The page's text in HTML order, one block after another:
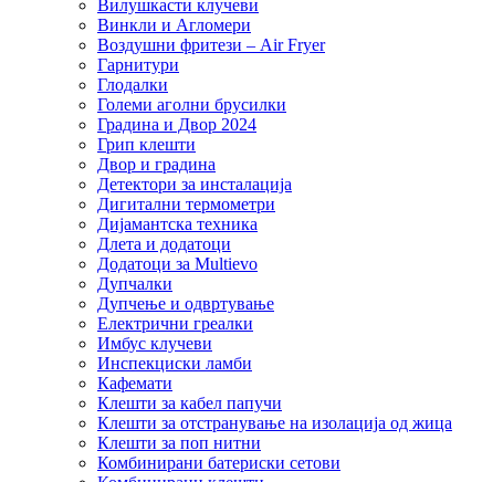
Вилушкасти клучеви
Винкли и Агломери
Воздушни фритези – Air Fryer
Гарнитури
Глодалки
Големи аголни брусилки
Градина и Двор 2024
Грип клешти
Двор и градина
Детектори за инсталација
Дигитални термометри
Дијамантска техника
Длета и додатоци
Додатоци за Multievo
Дупчалки
Дупчење и одвртување
Електрични греалки
Имбус клучеви
Инспекциски ламби
Кафемати
Клешти за кабел папучи
Клешти за отстранување на изолација од жица
Клешти за поп нитни
Комбинирани батериски сетови